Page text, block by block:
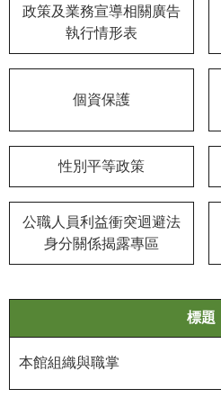
平
區
善
措
施
務
信
政策及業務宣導相關廣告
執行情形表
個資保護
性別平等政策
公職人員利益衝突迴避法
身分關係揭露專區
標題
本館組織與職掌